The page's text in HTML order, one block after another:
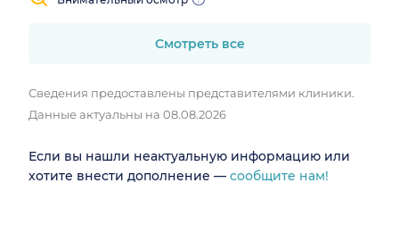
Смотреть все
Сведения предоставлены представителями клиники.
Данные актуальны на 08.08.2026
Если вы нашли неактуальную информацию или
хотите внести дополнение — сообщите нам!